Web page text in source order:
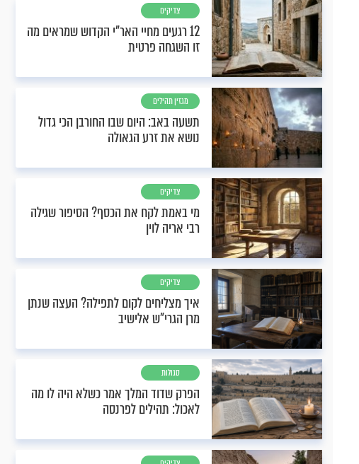
צדיקים
12 רגעים מחיי האר"י הקדוש שמראים מה
זו השגחה פרטית
מגזין תהילים
תשעה באב: היום שבו החורבן הכי גדול
נושא את זרע הגאולה
צדיקים
מי באמת לקח את הכסף? הסיפור שגילה
רבי אריה לוין
צדיקים
איך מצליחים לקום לתפילה? העצה שנתן
מרן הגרי"ש אלישיב
סגולות
הפרק שדוד המלך אמר כשלא היה לו מה
לאכול: תהילים לפרנסה